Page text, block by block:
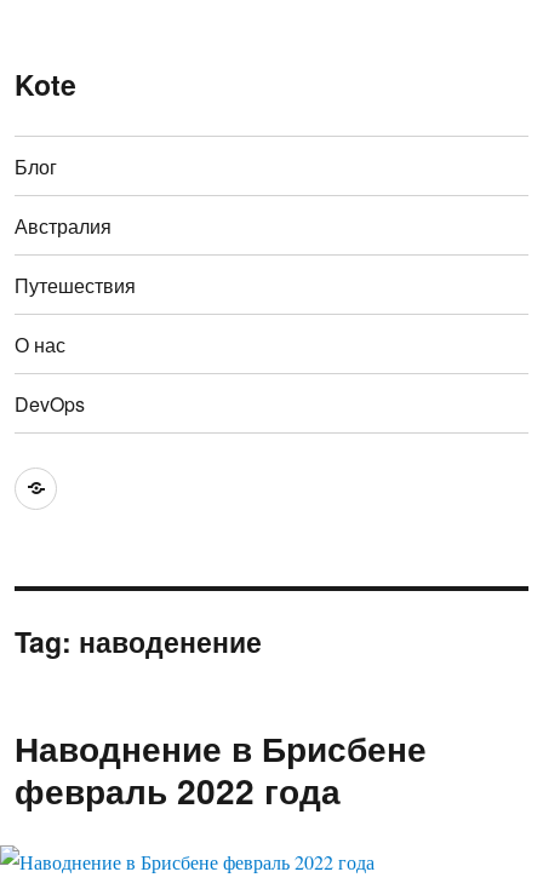
Kote
Блог
Австралия
Путешествия
О нас
DevOps
Австралия
Tag: наводенение
Наводнение в Брисбене
февраль 2022 года